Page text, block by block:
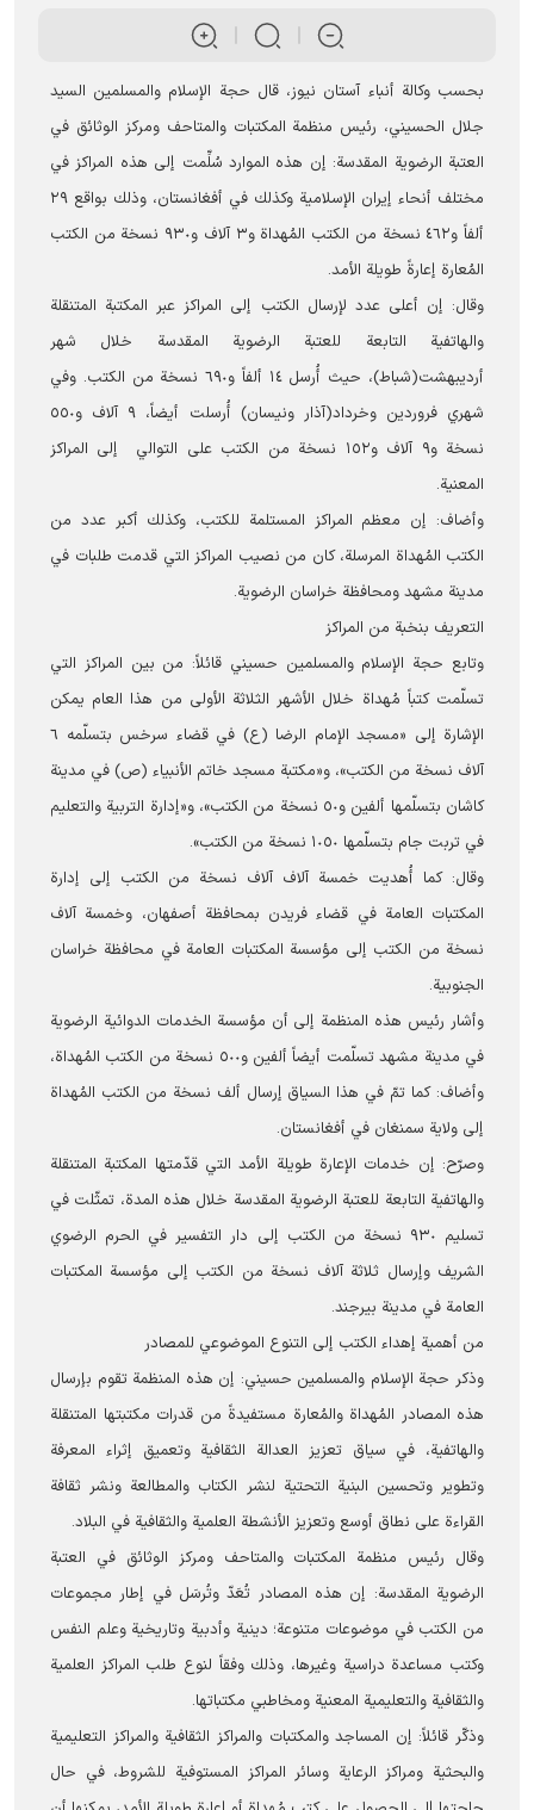
بحسب وکالة أنباء آستان نيوز، قال حجة الإسلام والمسلمين السيد
جلال الحسيني، رئيس منظمة المكتبات والمتاحف ومركز الوثائق في
العتبة الرضوية المقدسة: إن هذه الموارد سُلِّمت إلى هذه المراكز في
مختلف أنحاء إيران الإسلامية وكذلك في أفغانستان، وذلك بواقع ٢٩
ألفاً و٤٦٢ نسخة من الكتب المُهداة و٣ آلاف و٩٣٠ نسخة من الكتب
المُعارة إعارةً طويلة الأمد.
وقال: إن أعلى عدد لإرسال الكتب إلى المراكز عبر المكتبة المتنقلة
والهاتفية التابعة للعتبة الرضوية المقدسة خلال شهر
أرديبهشت(شباط)، حيث أُرسل ١٤ ألفاً و٦٩٠ نسخة من الكتب. وفي
شهري فروردين وخرداد(آذار ونیسان) أُرسلت أيضاً، ٩ آلاف و٥٥٠
نسخة و٩ آلاف و١٥٢ نسخة من الكتب على التوالي إلى المراكز
المعنية.
وأضاف: إن معظم المراكز المستلمة للكتب، وكذلك أكبر عدد من
الكتب المُهداة المرسلة، كان من نصيب المراكز التي قدمت طلبات في
مدينة مشهد ومحافظة خراسان الرضوية.
التعريف بنخبة من المراكز
وتابع حجة الإسلام والمسلمين حسيني قائلاً: من بين المراكز التي
تسلّمت كتباً مُهداة خلال الأشهر الثلاثة الأولى من هذا العام يمكن
الإشارة إلى «مسجد الإمام الرضا (ع) في قضاء سرخس بتسلّمه ٦
آلاف نسخة من الكتب»، و«مكتبة مسجد خاتم الأنبياء (ص) في مدينة
كاشان بتسلّمها ألفين و٥٠ نسخة من الكتب»، و«إدارة التربية والتعليم
في تربت جام بتسلّمها ١٠٥٠ نسخة من الكتب».
وقال: كما أُهديت خمسة آلاف آلاف نسخة من الكتب إلى إدارة
المكتبات العامة في قضاء فريدن بمحافظة أصفهان، وخمسة آلاف
نسخة من الكتب إلى مؤسسة المكتبات العامة في محافظة خراسان
الجنوبية.
وأشار رئيس هذه المنظمة إلى أن مؤسسة الخدمات الدوائية الرضوية
في مدينة مشهد تسلّمت أيضاً ألفين و٥٠٠ نسخة من الكتب المُهداة،
وأضاف: كما تمّ في هذا السياق إرسال ألف نسخة من الكتب المُهداة
إلى ولاية سمنغان في أفغانستان.
وصرّح: إن خدمات الإعارة طويلة الأمد التي قدّمتها المكتبة المتنقلة
والهاتفية التابعة للعتبة الرضوية المقدسة خلال هذه المدة، تمثّلت في
تسليم ٩٣٠ نسخة من الكتب إلى دار التفسير في الحرم الرضوي
الشریف وإرسال ثلاثة آلاف نسخة من الكتب إلى مؤسسة المكتبات
العامة في مدینة بيرجند.
من أهمية إهداء الكتب إلى التنوع الموضوعي للمصادر
وذكر حجة الإسلام والمسلمين حسيني: إن هذه المنظمة تقوم بإرسال
هذه المصادر المُهداة والمُعارة مستفيدةً من قدرات مكتبتها المتنقلة
والهاتفية، في سياق تعزيز العدالة الثقافية وتعميق إثراء المعرفة
وتطوير وتحسين البنية التحتية لنشر الكتاب والمطالعة ونشر ثقافة
القراءة على نطاق أوسع وتعزيز الأنشطة العلمية والثقافية في البلاد.
وقال رئيس منظمة المكتبات والمتاحف ومركز الوثائق في العتبة
الرضوية المقدسة: إن هذه المصادر تُعَدّ وتُرسَل في إطار مجموعات
من الكتب في موضوعات متنوعة؛ دينية وأدبية وتاريخية وعلم النفس
وكتب مساعدة دراسية وغيرها، وذلك وفقاً لنوع طلب المراكز العلمية
والثقافية والتعليمية المعنية ومخاطبي مكتباتها.
وذكّر قائلاً: إن المساجد والمكتبات والمراكز الثقافية والمراكز التعليمية
والبحثية ومراكز الرعاية وسائر المراكز المستوفية للشروط، في حال